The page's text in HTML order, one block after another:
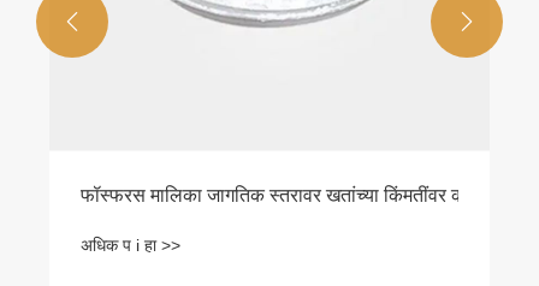
फॉस्फरस मालिका जागतिक स्तरावर खतांच्या किंमतींवर कसा
अधिक प i हा >>
 